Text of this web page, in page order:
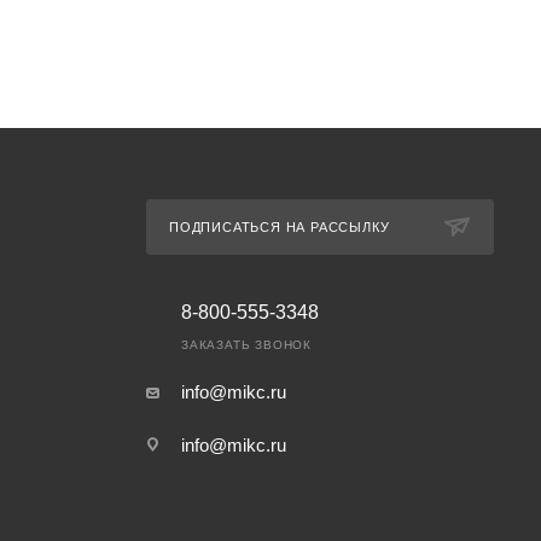
ПОДПИСАТЬСЯ НА РАССЫЛКУ
8-800-555-3348
ЗАКАЗАТЬ ЗВОНОК
info@mikc.ru
info@mikc.ru